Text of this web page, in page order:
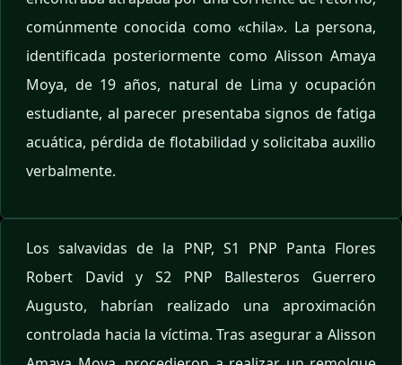
comúnmente conocida como «chila». La persona,
identificada posteriormente como Alisson Amaya
Moya, de 19 años, natural de Lima y ocupación
estudiante, al parecer presentaba signos de fatiga
acuática, pérdida de flotabilidad y solicitaba auxilio
verbalmente.
Los salvavidas de la PNP, S1 PNP Panta Flores
Robert David y S2 PNP Ballesteros Guerrero
Augusto, habrían realizado una aproximación
controlada hacia la víctima. Tras asegurar a Alisson